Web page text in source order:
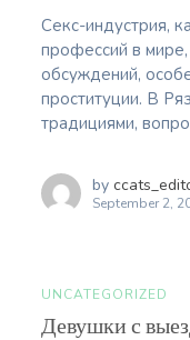
Секс-индустрия,
профессий в
обсуждений,
проституции. В
традициями,
by
September 2,
UNCATEGORIZED
Девушки с